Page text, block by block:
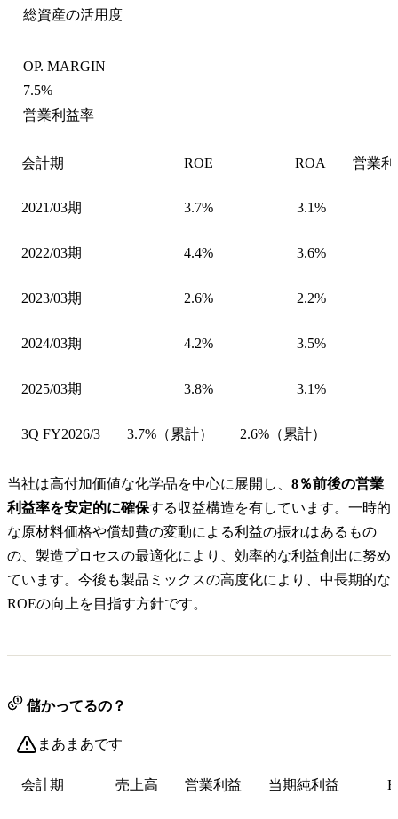
総資産の活用度
OP. MARGIN
7.5%
営業利益率
会計期 ROE ROA 営業
2021/03期 3.7% 3.1%
2022/03期 4.4% 3.6%
2023/03期 2.6% 2.2%
2024/03期 4.2% 3.5%
2025/03期 3.8% 3.1%
3Q FY2026/3 3.7%（累計） 2.6%（累計）
当社は高付加価値な化学品を中心に展開し、 8％前後の営業
利益率を安定的に確保する収益構造を有しています。一時的
な原材料価格や償却費の変動による利益の振れはあるもの
の、製造プロセスの最適化により、効率的な利益創出に努め
ています。今後も製品ミックスの高度化により、中長期的な
ROEの向上を目指す方針です。
儲かってるの？
まあまあです
会計期 売上高 営業利益 当期純利益